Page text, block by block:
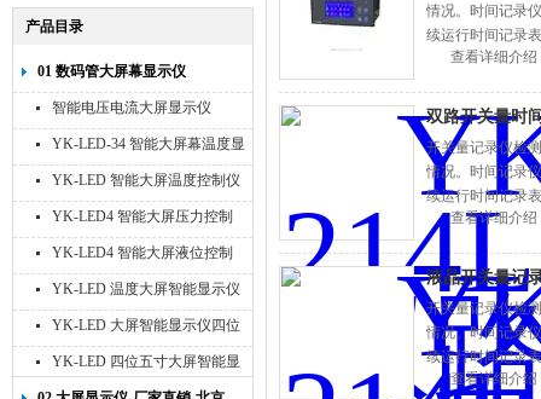
产品目录
01 数码管大屏幕显示仪
智能电压电流大屏显示仪
YK-LED-34 智能大屏幕温度显
示仪
YK-LED 智能大屏温度控制仪
YK-LED4 智能大屏压力控制
仪
YK-LED4 智能大屏液位控制
仪
YK-LED 温度大屏智能显示仪
四位十寸
YK-LED 大屏智能显示仪四位
八寸
YK-LED 四位五寸大屏智能显
示仪
情况。时间记录
续运行时间记录
仪，可以定做无
查看详细介绍
双路开关量时
开关量记录仪检
情况。时间记录
续运行时间记录
仪，可以定做无
查看详细介绍
液晶开关量记
开关量记录仪检
情况。时间记录
续运行时间记录
仪，可以定做无
查看详细介绍